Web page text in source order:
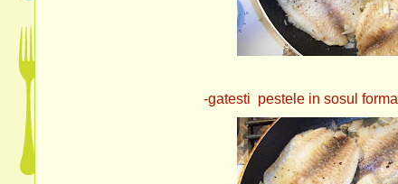
-gatesti pestele in sosul